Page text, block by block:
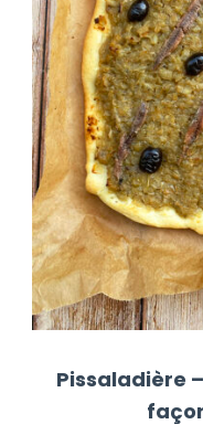
Pissaladière